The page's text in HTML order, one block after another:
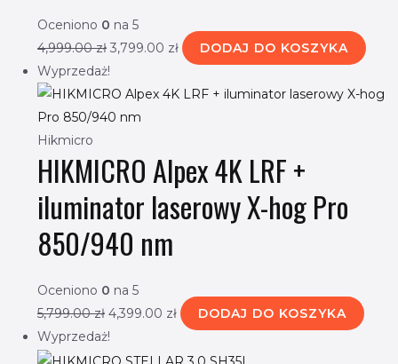
Oceniono 0 na 5
4,999.00zł 3,799.00 zł
DODAJ DO KOSZYKA
Wyprzedaż!
Hikmicro
HIKMICRO Alpex 4K LRF +
iluminator laserowy X-hog Pro
850/940 nm
Oceniono 0 na 5
5,799.00zł 4,399.00 zł
DODAJ DO KOSZYKA
Wyprzedaż!